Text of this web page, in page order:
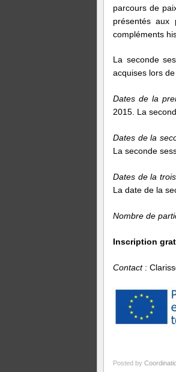
parcours de
présentés aux
compléments
La seconde
acquises lors
Dates de la
2015. La
Dates de la
La seconde
Dates de la
La date de la
Nombre de
Inscription
Contact :
Posted by